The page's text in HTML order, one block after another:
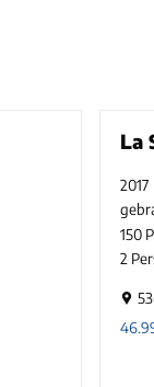
La
2017
150
2